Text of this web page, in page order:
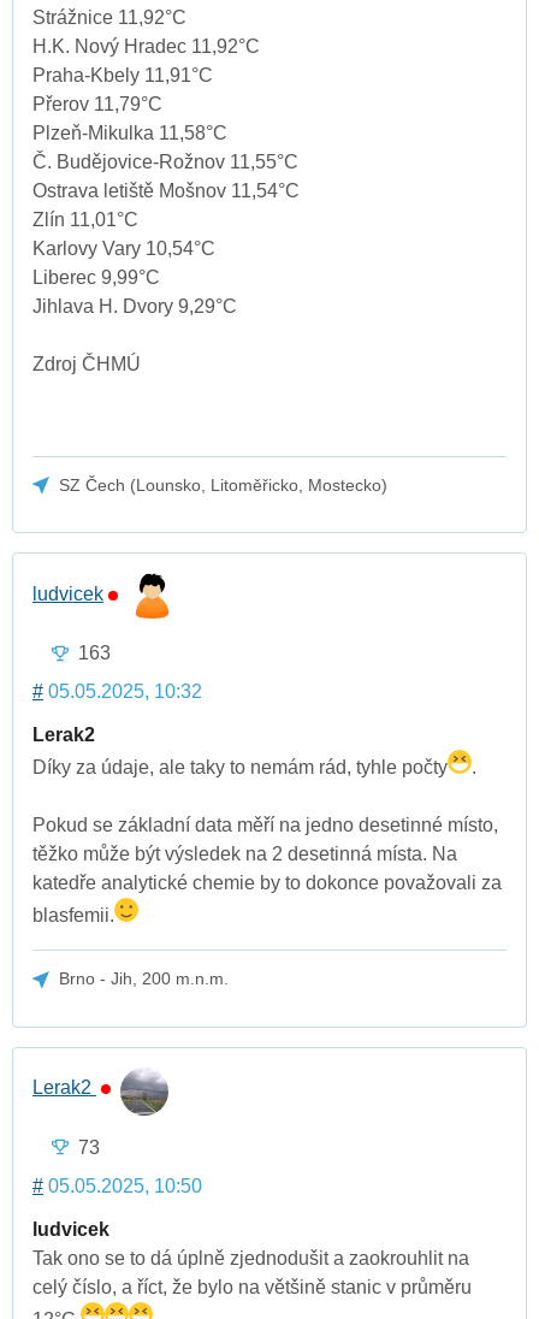
Strážnice 11,92°C
H.K. Nový Hradec 11,92°C
Praha-Kbely 11,91°C
Přerov 11,79°C
Plzeň-Mikulka 11,58°C
Č. Budějovice-Rožnov 11,55°C
Ostrava letiště Mošnov 11,54°C
Zlín 11,01°C
Karlovy Vary 10,54°C
Liberec 9,99°C
Jihlava H. Dvory 9,29°C
Zdroj ČHMÚ
SZ Čech (Lounsko, Litoměřicko, Mostecko)
ludvicek
163
# 05.05.2025, 10:32
Lerak2
Díky za údaje, ale taky to nemám rád, tyhle počty
.
Pokud se základní data měří na jedno desetinné místo,
těžko může být výsledek na 2 desetinná místa. Na
katedře analytické chemie by to dokonce považovali za
blasfemii.
Brno - Jih, 200 m.n.m.
Lerak2
73
# 05.05.2025, 10:50
ludvicek
Tak ono se to dá úplně zjednodušit a zaokrouhlit na
celý číslo, a říct, že bylo na většině stanic v průměru